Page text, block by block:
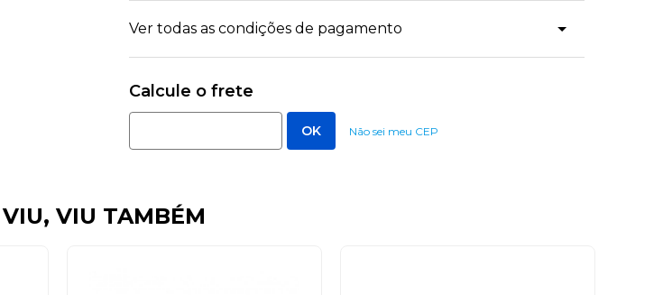
Ver todas as condições de pagamento
Não sei meu CEP
VIU TAMBÉM